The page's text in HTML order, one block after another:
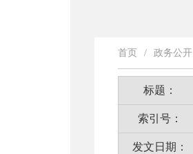
首页 / 政务公开
标题：
索引号：
发文日期：